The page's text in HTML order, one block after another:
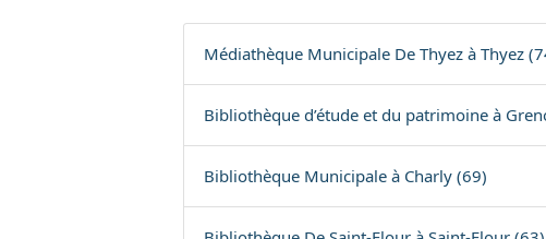
Médiathèque Municipale De Thyez à Thyez
Bibliothèque d’étude et du patrimoine à
Bibliothèque Municipale à Charly (69)